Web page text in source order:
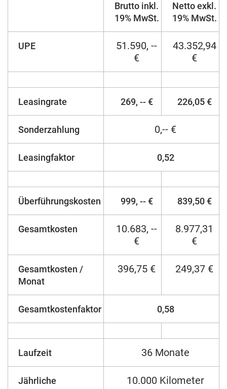
Brutto inkl.
19% MwSt.
Netto exkl.
19% MwSt.
UPE
51.590, --
€
43.352,94
€
Leasingrate 269, -- € 226,05 €
Sonderzahlung 0,-- €
Leasingfaktor 0,52
Überführungskosten 999, -- € 839,50 €
Gesamtkosten
10.683, --
€
8.977,31
€
Gesamtkosten /
Monat
396,75 € 249,37 €
Gesamtkostenfaktor 0,58
Laufzeit 36 Monate
Jährliche
10.000 Kilometer